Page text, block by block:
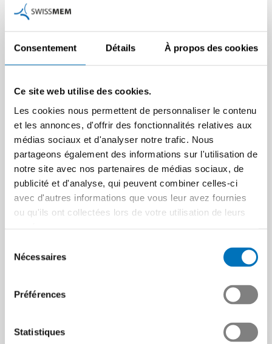
Consentement Détails À propos des cookies
Ce site web utilise des cookies.
Les cookies nous permettent de personnaliser le contenu
et les annonces, d'offrir des fonctionnalités relatives aux
médias sociaux et d'analyser notre trafic. Nous
partageons également des informations sur l'utilisation de
notre site avec nos partenaires de médias sociaux, de
publicité et d'analyse, qui peuvent combiner celles-ci
avec d'autres informations que vous leur avez fournies
ou qu'ils ont collectées lors de votre utilisation de leurs
Nécessaires
Préférences
Statistiques
diverses associations…
Présence commune au
industriel Semiconductors
SEMICON…
Swissmem, sur les défis et